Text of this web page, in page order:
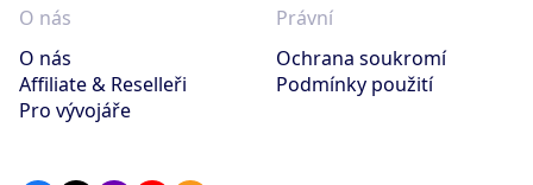
O nás
O nás
Affiliate & Reselleři
Pro vývojáře
Právní
Ochrana soukromí
Podmínky použití